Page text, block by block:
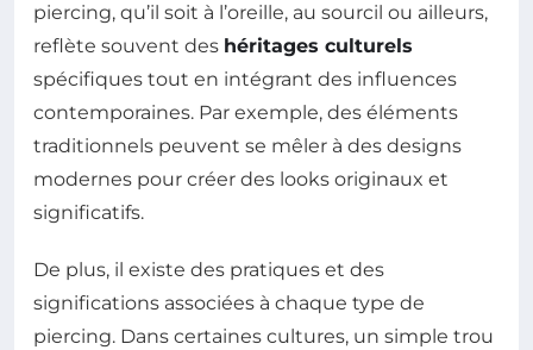
piercing, qu’il soit à l’oreille, au sourcil ou ailleurs,
reflète souvent des héritages culturels
spécifiques tout en intégrant des influences
contemporaines. Par exemple, des éléments
traditionnels peuvent se mêler à des designs
modernes pour créer des looks originaux et
significatifs.
De plus, il existe des pratiques et des
significations associées à chaque type de
piercing. Dans certaines cultures, un simple trou